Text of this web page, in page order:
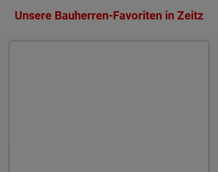
Unsere Bauherren-Favoriten in Zeitz